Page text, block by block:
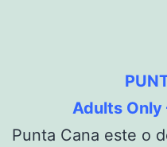
Adults Only
Punta Cana este o